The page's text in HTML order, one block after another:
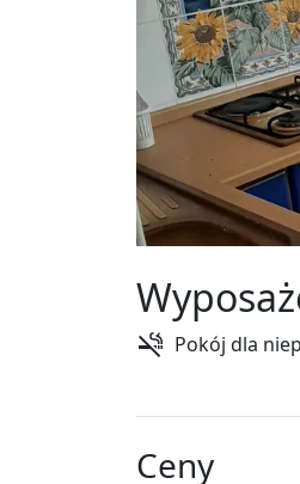
Pokój dla
Ceny